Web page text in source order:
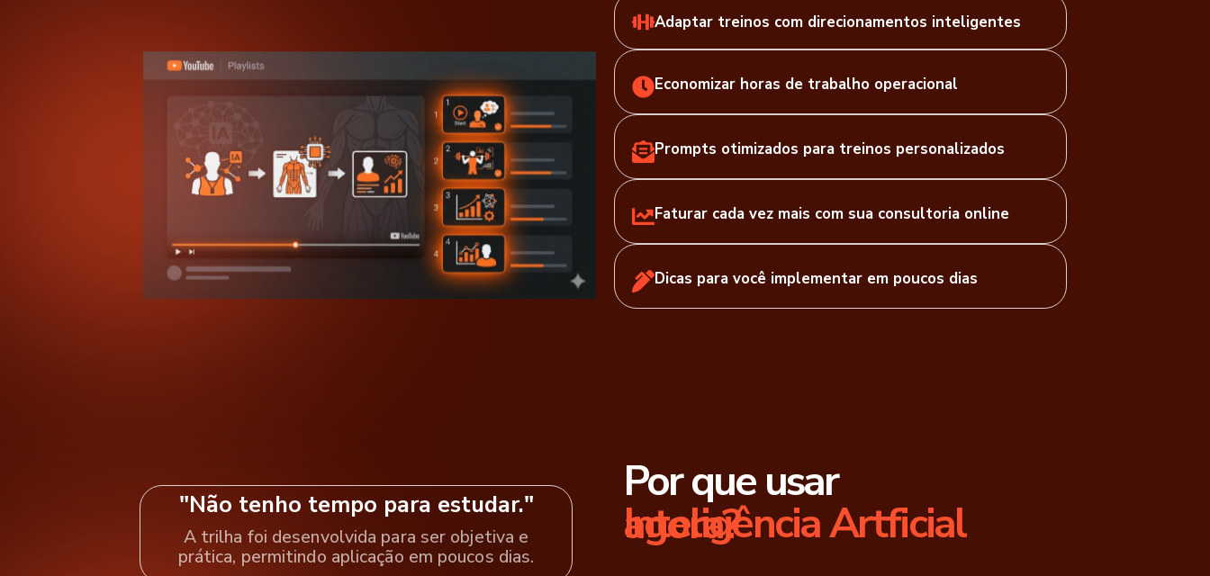
Adaptar treinos com direcionamentos inteligentes
Economizar horas de trabalho operacional
Prompts otimizados para treinos personalizados
Faturar cada vez mais com sua consultoria online
Dicas para você implementar em poucos dias
"Não tenho tempo para estudar."​
A trilha foi desenvolvida para ser objetiva e
prática, permitindo aplicação em poucos dias.
Por que usar
Inteligência Artficial agora?